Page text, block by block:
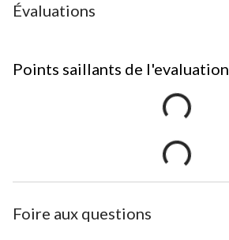
Évaluations
Points saillants de l'evaluation
Foire aux questions